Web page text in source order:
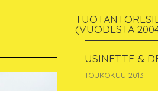
(VUODESTA
USINETTE &
TOUKOKUU 2013